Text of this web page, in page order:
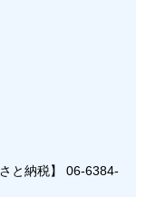
と納税】 06-6384-